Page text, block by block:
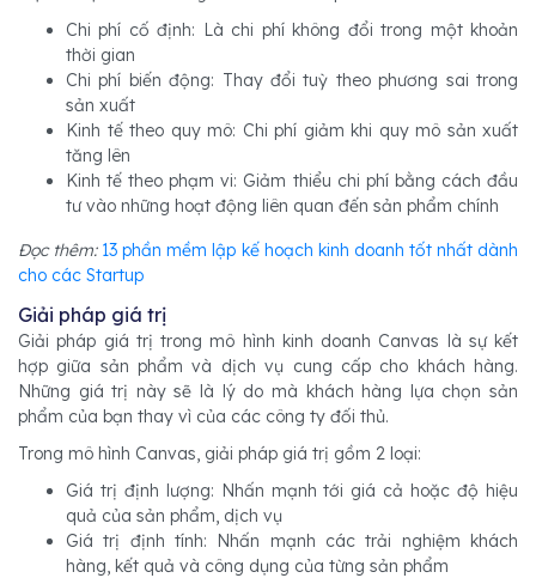
Chi phí cố định: Là chi phí không đổi trong một khoản
thời gian
Chi phí biến động: Thay đổi tuỳ theo phương sai trong
sản xuất
Kinh tế theo quy mô: Chi phí giảm khi quy mô sản xuất
tăng lên
Kinh tế theo phạm vi: Giảm thiểu chi phí bằng cách đầu
tư vào những hoạt động liên quan đến sản phẩm chính
Đọc thêm: 13 phần mềm lập kế hoạch kinh doanh tốt nhất dành
cho các Startup
Giải pháp giá trị
Giải pháp giá trị trong mô hình kinh doanh Canvas là sự kết
hợp giữa sản phẩm và dịch vụ cung cấp cho khách hàng.
Những giá trị này sẽ là lý do mà khách hàng lựa chọn sản
phẩm của bạn thay vì của các công ty đối thủ.
Trong mô hình Canvas, giải pháp giá trị gồm 2 loại:
Giá trị định lượng: Nhấn mạnh tới giá cả hoặc độ hiệu
quả của sản phẩm, dịch vụ
Giá trị định tính: Nhấn mạnh các trải nghiệm khách
hàng, kết quả và công dụng của từng sản phẩm